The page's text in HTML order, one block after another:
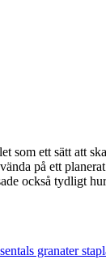
som ett sätt att
på ett
också tydligt